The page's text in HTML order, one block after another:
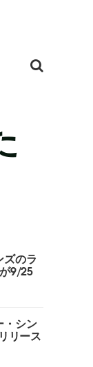
ズのラ
9/25
・シン
リース